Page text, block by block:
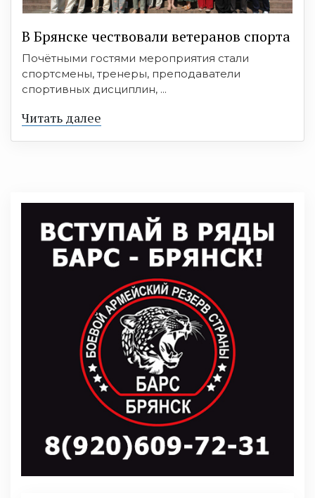
В Брянске чествовали ветеранов спорта
Почётными гостями мероприятия стали
спортсмены, тренеры, преподаватели
спортивных дисциплин, ...
Читать далее